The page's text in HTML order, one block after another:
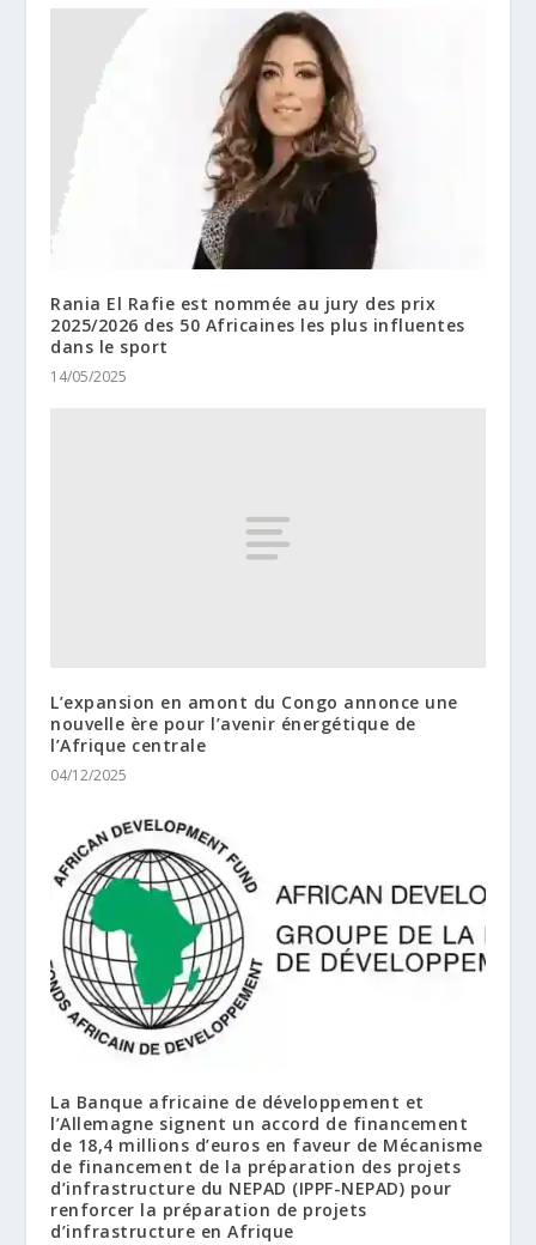
Rania El Rafie est nommée au jury des prix
2025/2026 des 50 Africaines les plus influentes
dans le sport
14/05/2025
L’expansion en amont du Congo annonce une
nouvelle ère pour l’avenir énergétique de
l’Afrique centrale
04/12/2025
La Banque africaine de développement et
l’Allemagne signent un accord de financement
de 18,4 millions d’euros en faveur de Mécanisme
de financement de la préparation des projets
d’infrastructure du NEPAD (IPPF-NEPAD) pour
renforcer la préparation de projets
d’infrastructure en Afrique